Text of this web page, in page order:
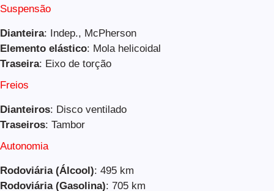
Suspensão
Dianteira: Indep., McPherson
Elemento elástico: Mola helicoidal
Traseira: Eixo de torção
Freios
Dianteiros: Disco ventilado
Traseiros: Tambor
Autonomia
Rodoviária (Álcool): 495 km
Rodoviária (Gasolina): 705 km